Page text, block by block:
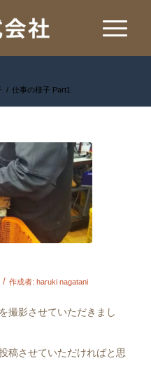
/ 仕事の様子 Part1
/ 作成者: haruki nagatani
撮影させていただきまし
稿させていただければと思